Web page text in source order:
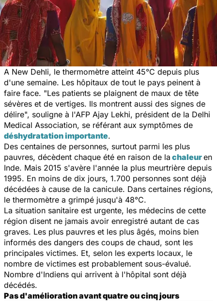
A New Dehli, le thermomètre atteint 45°C depuis plus
d'une semaine. Les hôpitaux de tout le pays peinent à
faire face. "Les patients se plaignent de maux de tête
sévères et de vertiges. Ils montrent aussi des signes de
délire", souligne à l'AFP Ajay Lekhi, président de la Delhi
Medical Association, se référant aux symptômes de
déshydratation importante.
Des centaines de personnes, surtout parmi les plus
pauvres, décèdent chaque été en raison de la chaleuren
Inde. Mais 2015 s'avère l'année la plus meurtrière depuis
1995. En moins de dix jours, 1.700 personnes sont déjà
décédées à cause de la canicule. Dans certaines régions,
le thermomètre a grimpé jusqu'à 48°C.
La situation sanitaire est urgente, les médecins de cette
région disent ne jamais avoir enregistré autant de cas
graves. Les plus pauvres et les plus âgés, moins bien
informés des dangers des coups de chaud, sont les
principales victimes. Et, selon les experts locaux, le
nombre de victimes est probablement sous-évalué.
Nombre d'Indiens qui arrivent à l'hôpital sont déjà
décédés.
Pas d'amélioration avant quatre ou cinq jours